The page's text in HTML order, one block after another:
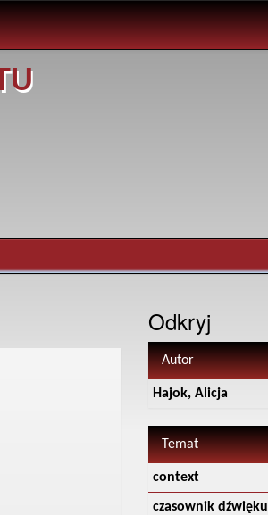
Odkryj
Autor
Hajok, Alicja
Temat
context
czasownik dźwięku